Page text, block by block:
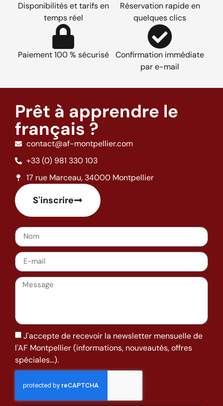
Disponibilités et tarifs en
temps réel
Réservation rapide en
quelques clics
Paiement 100 % sécurisé
Confirmation immédiate
par e-mail
Prêt à apprendre le
français ?
contact@af-montpellier.com
+33 (0) 981 330 103
17 rue Marceau, 34000 Montpellier
S'inscrire
J'accepte de recevoir la newsletter mensuelle de
l'AF Montpellier (informations, nouveautés, offres
spéciales...).